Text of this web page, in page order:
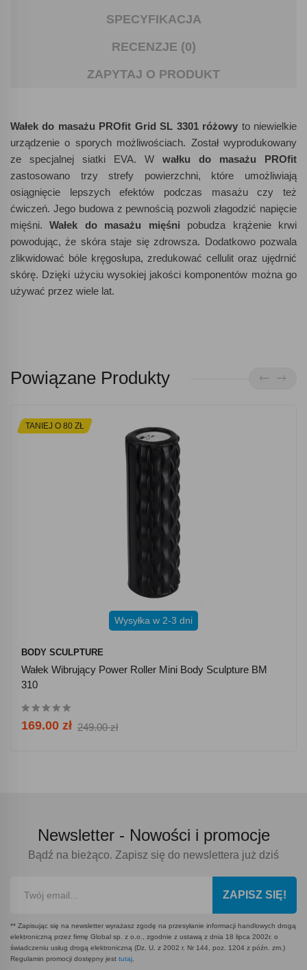
SPECYFIKACJA
RECENZJE (0)
ZAPYTAJ O PRODUKT
Wałek do masażu PROfit Grid SL 3301 różowy to niewielkie
urządzenie o sporych możliwościach. Został wyprodukowany
ze specjalnej siatki EVA. W wałku do masażu PROfit
zastosowano trzy strefy powierzchni, które umożliwiają
osiągnięcie lepszych efektów podczas masażu czy też
ćwiczeń. Jego budowa z pewnością pozwoli złagodzić napięcie
mięśni.Wałek do masażu mięśni pobudza krążenie krwi
powodując, że skóra staje się zdrowsza. Dodatkowo pozwala
zlikwidować bóle kręgosłupa, zredukować cellulit oraz ujędrnić
skórę. Dzięki użyciu wysokiej jakości komponentów można go
używać przez wiele lat.
Powiązane Produkty
TANIEJ O 80 ZŁ
Wysyłka w 2-3 dni
BODY SCULPTURE
Wałek Wibrujący Power Roller Mini Body Sculpture BM
310
169.00 zł 249.00 zł
Newsletter - Nowości i promocje
Bądź na bieżąco. Zapisz się do newslettera już dziś
ZAPISZ SIĘ!
** Zapisując się na newsletter wyrażasz zgodę na przesyłanie informacji handlowych drogą
elektroniczną przez firmę Global sp. z o.o., zgodnie z ustawą z dnia 18 lipca 2002r. o
świadczeniu usług drogą elektroniczną (Dz. U. z 2002 r. Nr 144, poz. 1204 z późn. zm.)
Regulamin promocji dostępny jest tutaj.